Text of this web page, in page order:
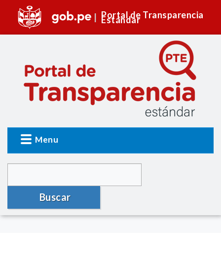
Portal de Transparencia
Estándar
Menu
Buscar